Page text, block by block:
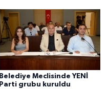
Belediye Meclisinde YENİ
Parti grubu kuruldu